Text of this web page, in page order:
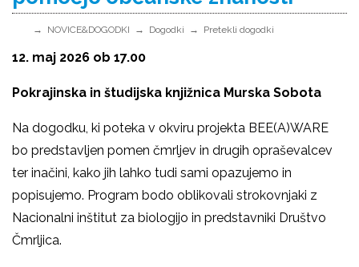
NOVICE&DOGODKI Dogodki Pretekli dogodki
12. maj 2026 ob 17.00
Pokrajinska in študijska knjižnica Murska Sobota
Na dogodku, ki poteka v okviru projekta BEE(A)WARE
bo predstavljen pomen čmrljev in drugih opraševalcev
ter inačini, kako jih lahko tudi sami opazujemo in
popisujemo. Program bodo oblikovali strokovnjaki z
Nacionalni inštitut za biologijo in predstavniki Društvo
Čmrljica.